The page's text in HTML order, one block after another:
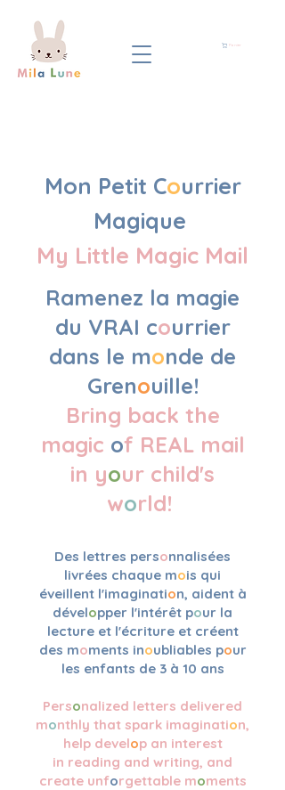
Panier
Mon Petit Courrier
Magique
My Little Magic Mail
Ramenez la magie
du VRAI courrier
dans le monde de
Grenouille!
Bring back the
magic of REAL mail
in your child's
world!
Des lettres personnalisées
livrées chaque mois qui
éveillent l'imagination, aident à
développer l'intérêt pour la
lecture et l'écriture et créent
des moments inoubliables pour
les enfants de 3 à 10 ans
Personalized letters delivered
monthly that spark imagination,
help develop an interest
in reading and writing, and
create unforgettable moments